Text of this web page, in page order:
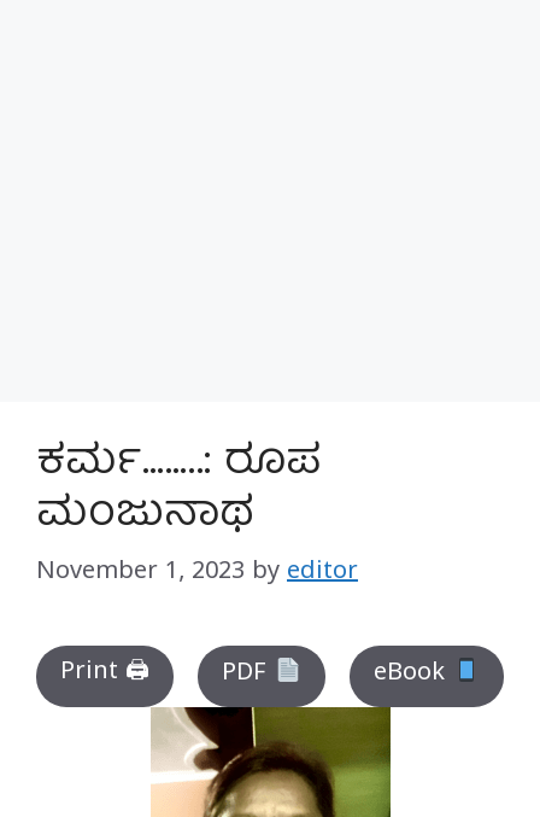
ಕರ್ಮ……..: ರೂಪ
ಮಂಜುನಾಥ
November 1, 2023 by editor
Print 🖨 PDF eBook